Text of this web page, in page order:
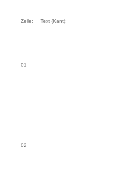
Zeile: Text (Kant):
01
02